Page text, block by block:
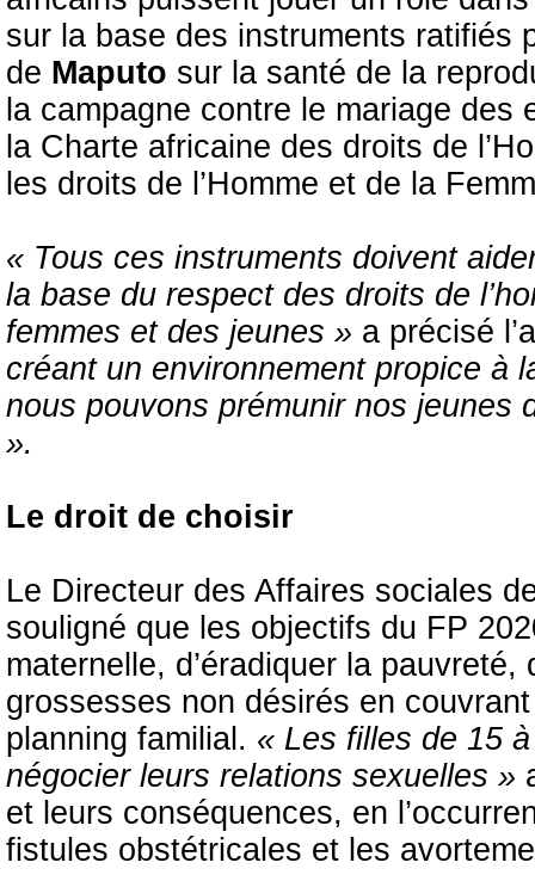
sur la base des instruments ratifiés
de Maputo sur la santé de la
la campagne contre le mariage
la Charte africaine des droits de
les droits de l’Homme et de la
« Tous ces instruments doivent
la base du respect des droits de
femmes et des jeunes » a précisé
créant un environnement propice à
nous pouvons prémunir nos jeunes
».
Le droit de choisir
Le Directeur des Affaires sociales
souligné que les objectifs du FP
maternelle, d’éradiquer la
grossesses non désirés en
planning familial. « Les filles de 15
négocier leurs relations sexuelles »
et leurs conséquences, en
fistules obstétricales et les